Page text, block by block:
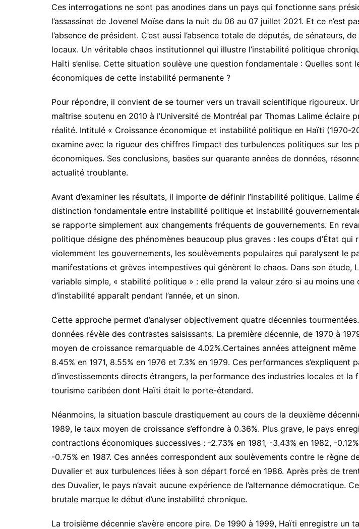
Ces interrogations ne sont pas anodines dans un pays qui fonctionne sans
l’assassinat de Jovenel Moïse dans la nuit du 06 au 07 juillet 2021. Et ce n’est
l’absence de président. C’est aussi l’absence totale de députés, de sénateurs, de
locaux. Un véritable chaos institutionnel qui illustre l’instabilité politique
Haïti s’enlise. Cette situation soulève une question fondamentale : Quelles sont
économiques de cette instabilité permanente ?
Pour répondre, il convient de se tourner vers un travail scientifique rigoureux.
maîtrise soutenu en 2010 à l’Université de Montréal par Thomas Lalime éclaire
réalité. Intitulé « Croissance économique et instabilité politique en Haïti (1970-
examine avec la rigueur des chiffres l’impact des turbulences politiques sur les
économiques. Ses conclusions, basées sur quarante années de données,
actualité troublante.
Avant d’examiner les résultats, il importe de définir l’instabilité politique. Lalime
distinction fondamentale entre instabilité politique et instabilité
se rapporte simplement aux changements fréquents de gouvernements. En
politique désigne des phénomènes beaucoup plus graves : les coups d’État qui
violemment les gouvernements, les soulèvements populaires qui paralysent le
manifestations et grèves intempestives qui génèrent le chaos. Dans son étude,
variable simple, « stabilité politique » : elle prend la valeur zéro si au moins une
d’instabilité apparaît pendant l’année, et un sinon.
Cette approche permet d’analyser objectivement quatre décennies tourmentées.
données révèle des contrastes saisissants. La première décennie, de 1970 à
moyen de croissance remarquable de 4.02%.Certaines années atteignent
8.45% en 1971, 8.55% en 1976 et 7.3% en 1979. Ces performances s’expliquent
d’investissements directs étrangers, la performance des industries locales et la
tourisme caribéen dont Haïti était le porte-étendard.
Néanmoins, la situation bascule drastiquement au cours de la deuxième
1989, le taux moyen de croissance s’effondre à 0.36%. Plus grave, le pays
contractions économiques successives : -2.73% en 1981, -3.43% en 1982, -
-0.75% en 1987. Ces années correspondent aux soulèvements contre le règne
Duvalier et aux turbulences liées à son départ forcé en 1986. Après près de
des Duvalier, le pays n’avait aucune expérience de l’alternance démocratique.
brutale marque le début d’une instabilité chronique.
La troisième décennie s’avère encore pire. De 1990 à 1999, Haïti enregistre un